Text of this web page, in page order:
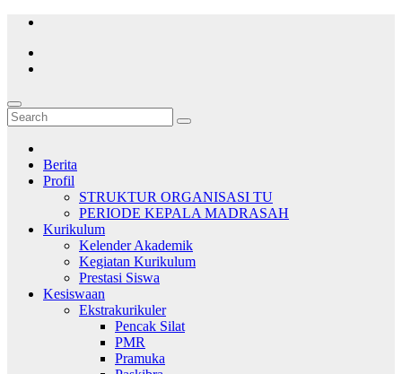
Skip
content
Berita
Profil
STRUKTUR ORGANISASI TU
PERIODE KEPALA MADRASAH
Kurikulum
Kelender Akademik
Kegiatan Kurikulum
Prestasi Siswa
Kesiswaan
Ekstrakurikuler
Pencak Silat
PMR
Pramuka